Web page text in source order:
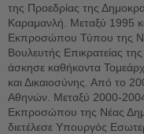
της Προεδρίας της
Καραμανλή. Μεταξύ 1995
Εκπροσώπου Τύπου της
Βουλευτής Επικρατείας
άσκησε καθήκοντα
και Δικαιοσύνης. Από το
Αθηνών. Μεταξύ 2000-
Εκπροσώπου της Νέας
διετέλεσε Υπουργός